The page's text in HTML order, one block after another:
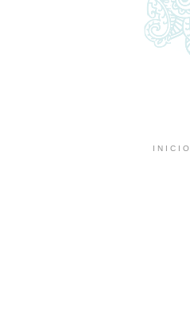
INICIO